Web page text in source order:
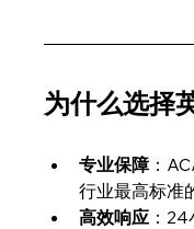
为什么选择
专业保障：
行业最高标准
高效响应 ：